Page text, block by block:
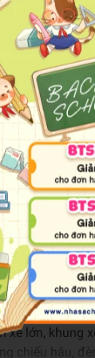
Địa Hình 4x4
mang đến
xây dựng và
những cuộc
địa hình 4x4
đến cứu hộ
vô số hoạt
hiểm thực
từ 6 tuổi trở
một chiếc xe
để vượt qua
tảng, và các
xe lớn, khung
chiếu hậu,